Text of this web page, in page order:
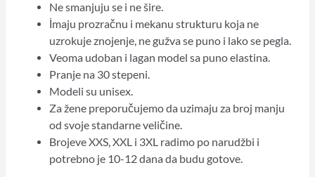
Ne smanjuju se i ne šire.
İmaju prozračnu i mekanu strukturu koja ne
uzrokuje znojenje, ne gužva se puno i lako se pegla.
Veoma udoban i lagan model sa puno elastina.
Pranje na 30 stepeni.
Modeli su unisex.
Za žene preporučujemo da uzimaju za broj manju
od svoje standarne veličine.
Brojeve XXS, XXL i 3XL radimo po narudžbi i
potrebno je 10-12 dana da budu gotove.